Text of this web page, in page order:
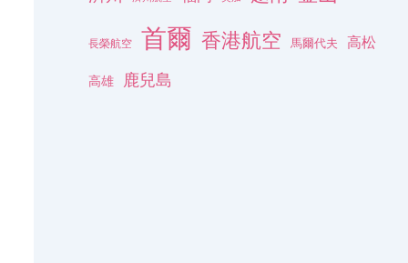
長榮航空 首爾 香港航空 馬爾代夫 高松
高雄 鹿兒島